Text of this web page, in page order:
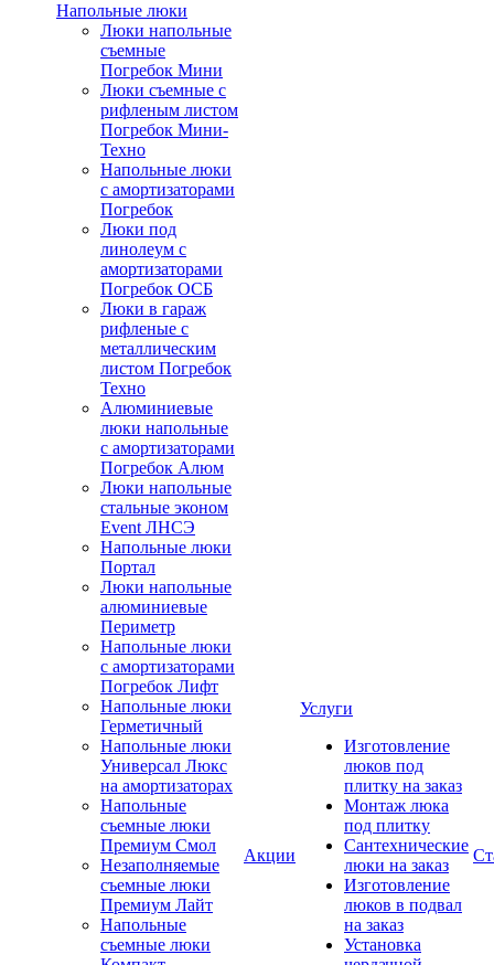
Напольные люки
Люки напольные
съемные
Погребок Мини
Люки съемные с
рифленым листом
Погребок Мини-
Техно
Напольные люки
с амортизаторами
Погребок
Люки под
линолеум с
амортизаторами
Погребок ОСБ
Люки в гараж
рифленые с
металлическим
листом Погребок
Техно
Алюминиевые
люки напольные
с амортизаторами
Погребок Алюм
Люки напольные
стальные эконом
Event ЛНСЭ
Напольные люки
Портал
Люки напольные
алюминиевые
Периметр
Напольные люки
с амортизаторами
Погребок Лифт
Напольные люки
Герметичный
Напольные люки
Универсал Люкс
на амортизаторах
Напольные
съемные люки
Премиум Смол
Незаполняемые
съемные люки
Премиум Лайт
Напольные
съемные люки
Акции
Услуги
Изготовление
люков под
плитку на заказ
Монтаж люка
под плитку
Сантехнические
люки на заказ
Изготовление
люков в подвал
на заказ
Установка